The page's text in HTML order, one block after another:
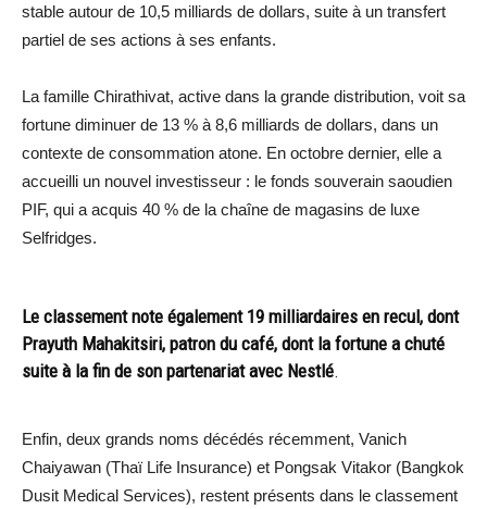
stable autour de 10,5 milliards de dollars, suite à un transfert
partiel de ses actions à ses enfants.
La famille Chirathivat, active dans la grande distribution, voit sa
fortune diminuer de 13 % à 8,6 milliards de dollars, dans un
contexte de consommation atone. En octobre dernier, elle a
accueilli un nouvel investisseur : le fonds souverain saoudien
PIF, qui a acquis 40 % de la chaîne de magasins de luxe
Selfridges.
Le classement note également 19 milliardaires en recul, dont
Prayuth Mahakitsiri, patron du café, dont la fortune a chuté
suite à la fin de son partenariat avec Nestlé.
Enfin, deux grands noms décédés récemment, Vanich
Chaiyawan (Thaï Life Insurance) et Pongsak Vitakor (Bangkok
Dusit Medical Services), restent présents dans le classement